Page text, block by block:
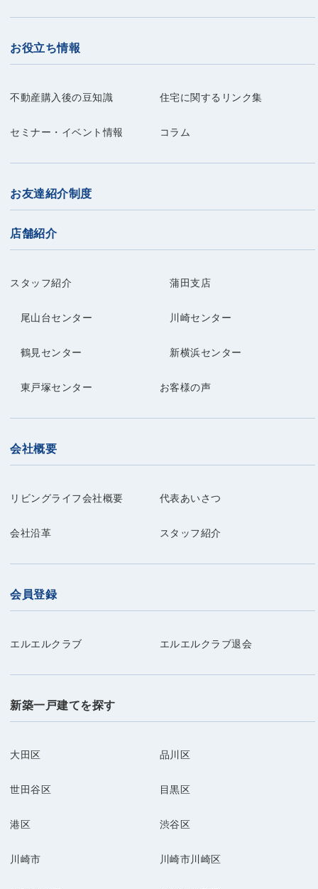
お役立ち情報
不動産購入後の豆知識 住宅に関するリンク集
セミナー・イベント情報 コラム
お友達紹介制度
店舗紹介
スタッフ紹介 蒲田支店
尾山台センター 川崎センター
鶴見センター 新横浜センター
東戸塚センター お客様の声
会社概要
リビングライフ会社概要 代表あいさつ
会社沿革 スタッフ紹介
会員登録
エルエルクラブ エルエルクラブ退会
新築一戸建てを探す
大田区 品川区
世田谷区 目黒区
港区 渋谷区
川崎市 川崎市川崎区